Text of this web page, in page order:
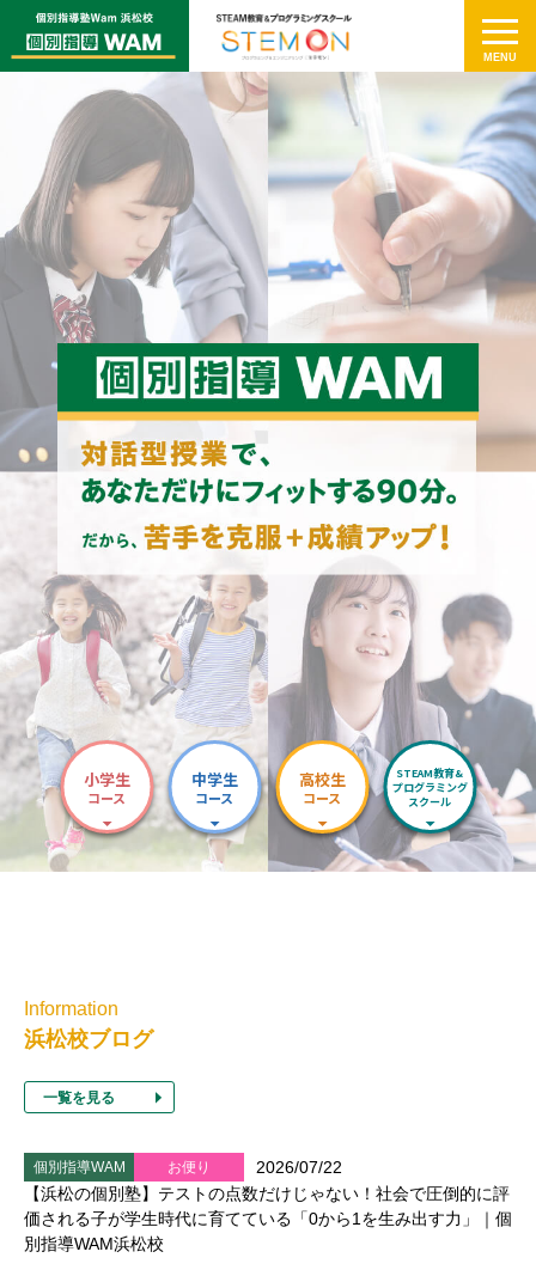
小学生
コース
中学生
コース
高校生
コース
STEAM教育&
プログラミング
スクール
Information
浜松校ブログ
一覧を見る
個別指導WAM お便り
2026/07/22
【浜松の個別塾】テストの点数だけじゃない！社会で圧倒的に評
価される子が学生時代に育てている「0から1を生み出す力」｜個
別指導WAM浜松校